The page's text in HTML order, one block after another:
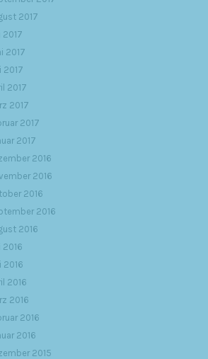
2017
2017
2017
2017
2017
2017
2017
2017
2016
2016
2016
2016
2016
2016
2016
2016
2016
2016
2016
2015